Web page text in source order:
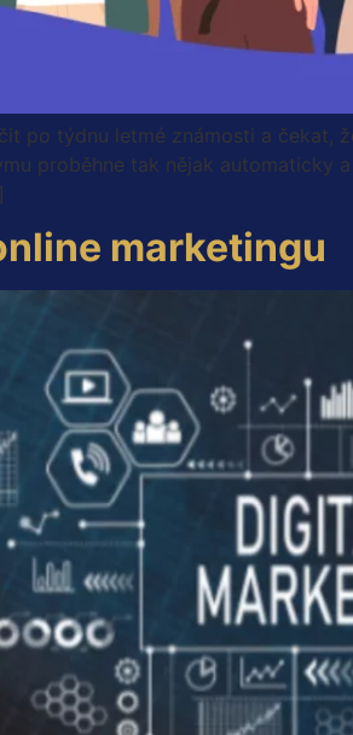
po týdnu letmé známosti a čekat,
proběhne tak nějak automaticky
marketingu